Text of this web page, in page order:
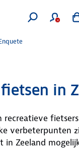
in
recreatieve
verbeterpunten
in Zeeland